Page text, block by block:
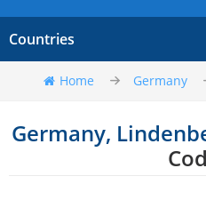
Countries
Home Germany
Germany,